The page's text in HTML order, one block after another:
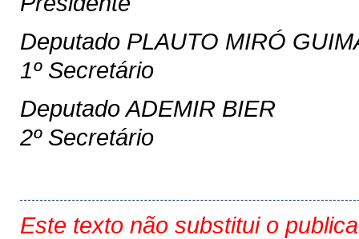
Deputado PLAUTO MIRÓ
1º Secretário
Deputado ADEMIR BIER
2º Secretário
Este texto não substitui o